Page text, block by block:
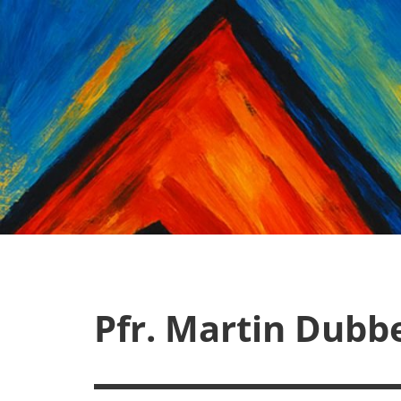
Zum
Inhalt
Pfr. Martin